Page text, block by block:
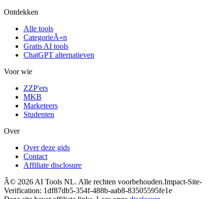
Ontdekken
Alle tools
CategorieÃ«n
Gratis AI tools
ChatGPT alternatieven
Voor wie
ZZP'ers
MKB
Marketeers
Studenten
Over
Over deze gids
Contact
Affiliate disclosure
Â© 2026 AI Tools NL. Alle rechten voorbehouden.Impact-Site-
Verification: 1df87db5-354f-488b-aab8-83505595fe1e